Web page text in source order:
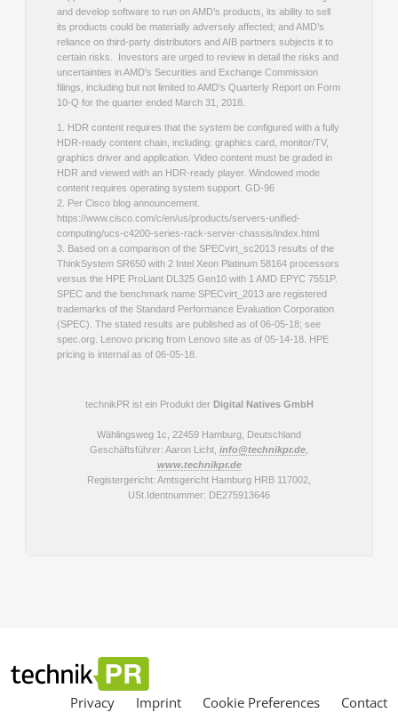
Privacy Imprint Cookie Preferences Contact